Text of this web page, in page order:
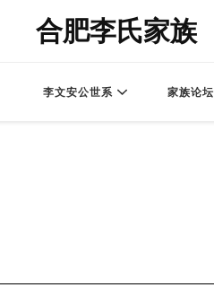
合肥李氏家族
李文安公世系 家族论坛